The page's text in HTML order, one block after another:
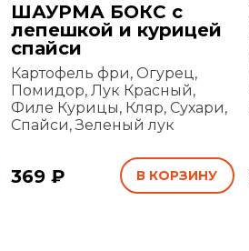
ШАУРМА БОКС с
лепешкой и курицей
спайси
Картофель фри, Огурец,
Помидор, Лук Красный,
Филе Курицы, Кляр, Сухари,
Спайси, Зеленый лук
369 ₽ В КОРЗИНУ